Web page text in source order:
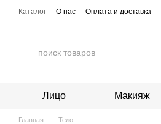
Перейти к основному контенту
Каталог О нас Оплата и доставка
Лицо Макияж
Главная Тело